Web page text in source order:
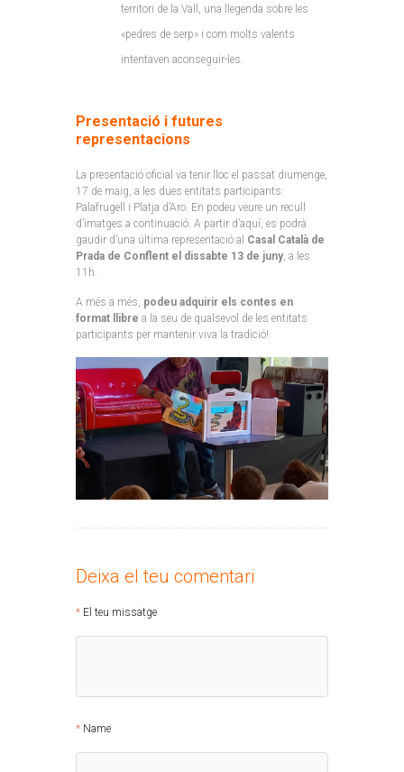
territori de la Vall, una llegenda sobre les
«pedres de serp» i com molts valents
intentaven aconseguir-les.
Presentació i futures
representacions
La presentació oficial va tenir lloc el passat diumenge,
17 de maig, a les dues entitats participants:
Palafrugell i Platja d’Aro. En podeu veure un recull
d’imatges a continuació. A partir d’aquí, es podrà
gaudir d’una última representació al Casal Català de
Prada de Conflent el dissabte 13 de juny, a les
11h.
A més a més, podeu adquirir els contes en
format llibre a la seu de qualsevol de les entitats
participants per mantenir viva la tradició!
Deixa el teu comentari
El teu missatge
Name